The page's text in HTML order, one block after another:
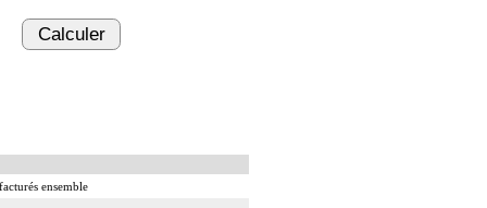
Calculer
ensemble